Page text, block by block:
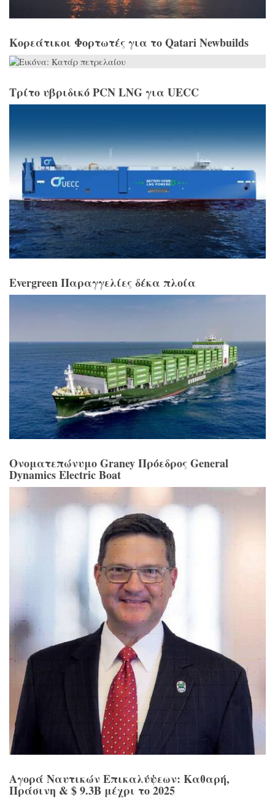
Κορεάτικοι Φορτωτές για το Qatari Newbuilds
Τρίτο υβριδικό PCN LNG για UECC
Evergreen Παραγγελίες δέκα πλοία
Ονοματεπώνυμο Graney Πρόεδρος General
Dynamics Electric Boat
Αγορά Ναυτικών Επικαλύψεων: Καθαρή,
Πράσινη & $ 9.3B μέχρι το 2025